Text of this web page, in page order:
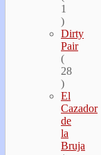
1
)
Dirty
Pair
(
28
)
El
Cazador
de
la
Bruja